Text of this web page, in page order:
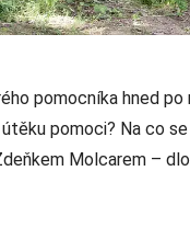
pomocníka hned
pomoci? Na co
Molcarem –